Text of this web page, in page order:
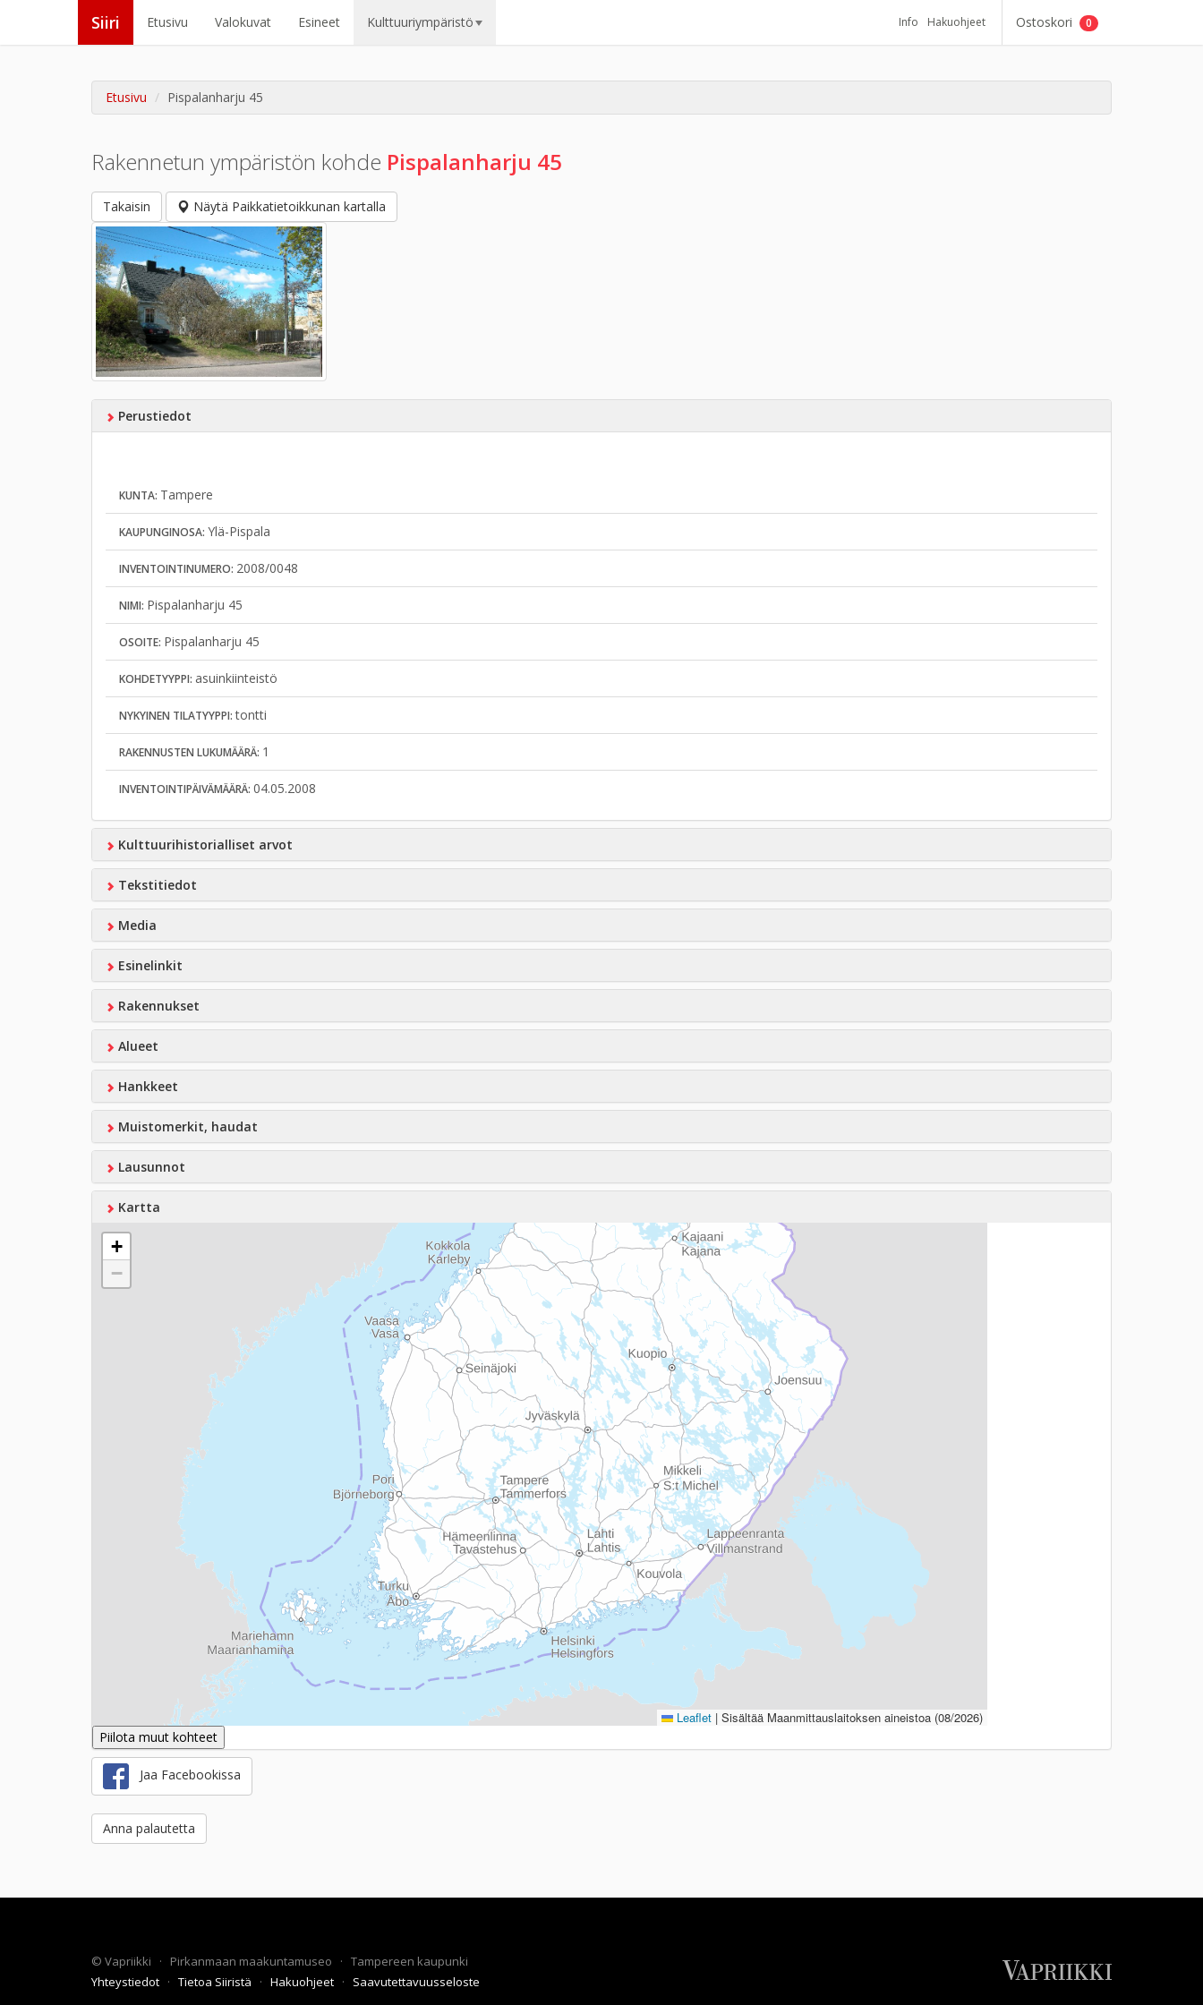
Siiri Etusivu Valokuvat Esineet Kulttuuriympäristö Info Hakuohjeet Ostoskori 0
Etusivu Pispalanharju 45
Rakennetun ympäristön kohde Pispalanharju 45
Takaisin Näytä Paikkatietoikkunan kartalla
Perustiedot
KUNTA: Tampere
KAUPUNGINOSA: Ylä-Pispala
INVENTOINTINUMERO: 2008/0048
NIMI: Pispalanharju 45
OSOITE: Pispalanharju 45
KOHDETYYPPI: asuinkiinteistö
NYKYINEN TILATYYPPI:tontti
RAKENNUSTEN LUKUMÄÄRÄ: 1
INVENTOINTIPÄIVÄMÄÄRÄ: 04.05.2008
Kulttuurihistorialliset arvot
Tekstitiedot
Media
Esinelinkit
Rakennukset
Alueet
Hankkeet
Muistomerkit, haudat
Lausunnot
Kartta
+
−
Leaflet | Sisältää Maanmittauslaitoksen aineistoa (08/2026)
Piilota muut kohteet
Jaa Facebookissa
Anna palautetta
© Vapriikki · Pirkanmaan maakuntamuseo · Tampereen kaupunki
Yhteystiedot · Tietoa Siiristä · Hakuohjeet · Saavutettavuusseloste